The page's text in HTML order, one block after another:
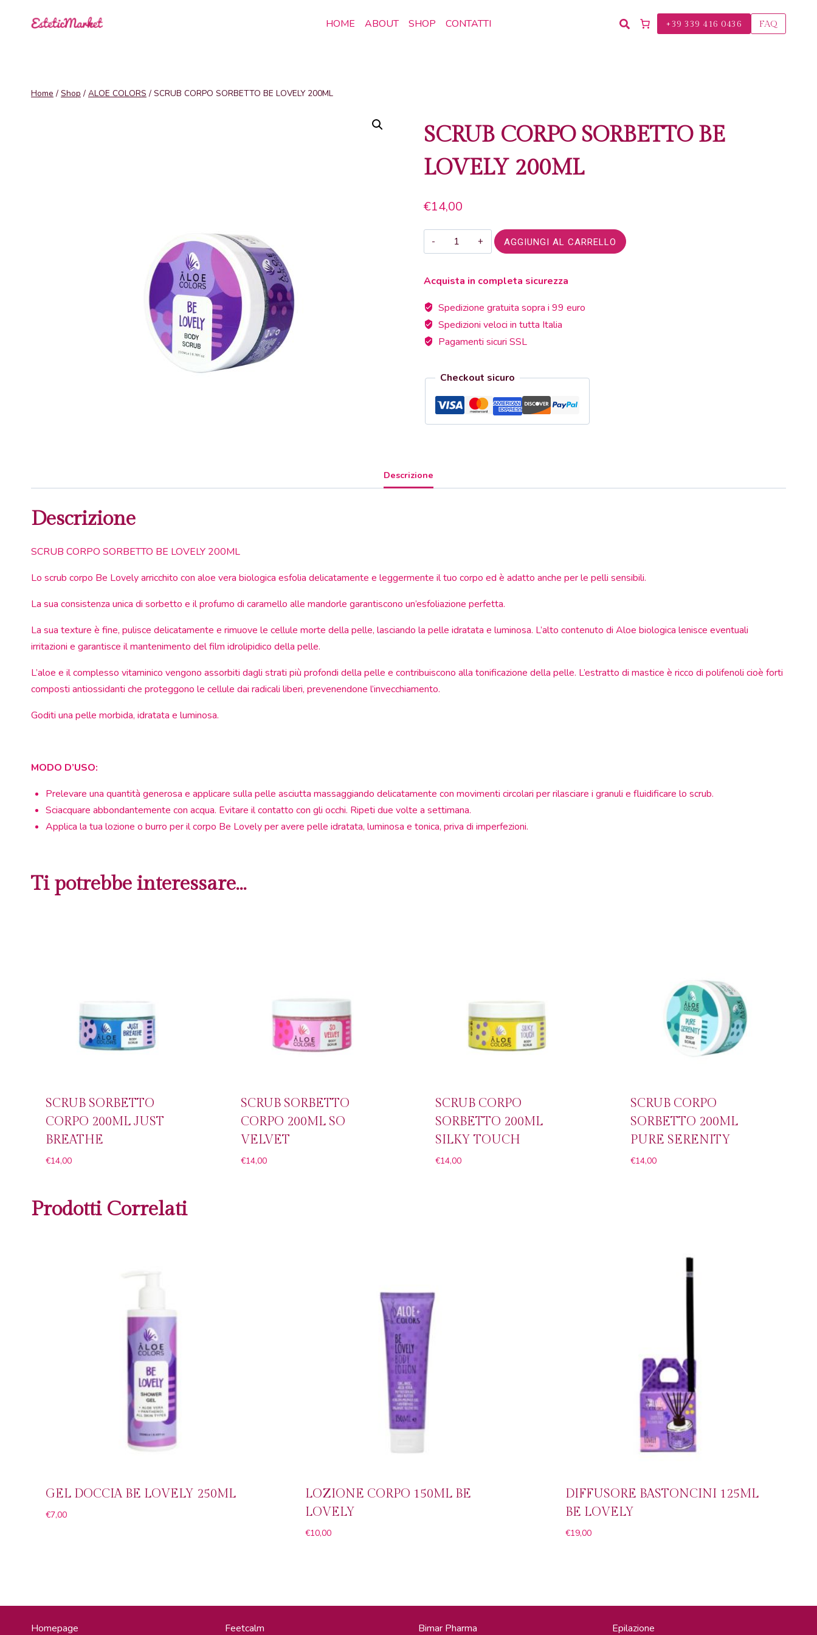
HOME ABOUT SHOP CONTATTI +39 339 416 0436 FAQ
Home / Shop / ALOE COLORS / SCRUB CORPO SORBETTO BE LOVELY 200ML
SCRUB CORPO SORBETTO BE
LOVELY 200ML
€14,00
SCRUB
CORPO
BE
LOVELY
200ML
AGGIUNGI AL CARRELLO
Acquista in completa sicurezza
Spedizione gratuita sopra i 99 euro
Spedizioni veloci in tutta Italia
Pagamenti sicuri SSL
Checkout sicuro
Descrizione
Descrizione
SCRUB CORPO SORBETTO BE LOVELY 200ML
Lo scrub corpo Be Lovely arricchito con aloe vera biologica esfolia delicatamente e leggermente il tuo corpo ed è adatto anche per le pelli sensibili.
La sua consistenza unica di sorbetto e ilprofumo di caramello alle mandorle garantiscono un’esfoliazione perfetta.
La sua texture è fine, pulisce delicatamente e rimuove le cellule morte della pelle, lasciando la pelle idratata e luminosa. L’alto contenuto di Aloe biologica lenisce eventuali
irritazioni e garantisce il mantenimento del film idrolipidico della pelle.
L’aloe e il complesso vitaminico vengono assorbiti dagli strati più profondi della pelle e contribuiscono alla tonificazione della pelle. L’estratto di mastice è ricco di polifenoli cioè forti
composti antiossidanti che proteggono le cellule dai radicali liberi, prevenendone l’invecchiamento.
Goditi una pelle morbida, idratata e luminosa.
MODO D’USO:
Prelevare una quantità generosa e applicare sulla pelle asciutta massaggiando delicatamente con movimenti circolari per rilasciare i granuli e fluidificare lo scrub.
Sciacquare abbondantemente con acqua. Evitare il contatto con gli occhi. Ripeti due volte a settimana.
Applica la tua lozione o burro per il corpo Be Lovely per avere pelle idratata, luminosa e tonica, priva di imperfezioni.
Ti potrebbe interessare…
SCRUB SORBETTO
CORPO 200ML JUST
BREATHE
€14,00
SCRUB SORBETTO
CORPO 200ML SO
VELVET
€14,00
SCRUB CORPO
SORBETTO 200ML
SILKY TOUCH
€14,00
SCRUB CORPO
SORBETTO 200ML
PURE SERENITY
€14,00
Prodotti Correlati
GEL DOCCIA BE LOVELY 250ML
€7,00
LOZIONE CORPO 150ML BE
LOVELY
€10,00
DIFFUSORE BASTONCINI 125ML
BE LOVELY
€19,00
Homepage Feetcalm Bimar Pharma Epilazione